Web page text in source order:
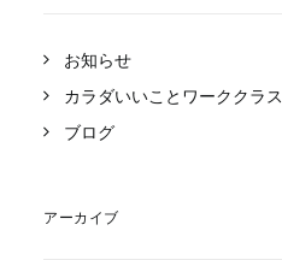
お知らせ
カラダいいことワーククラス
ブログ
アーカイブ